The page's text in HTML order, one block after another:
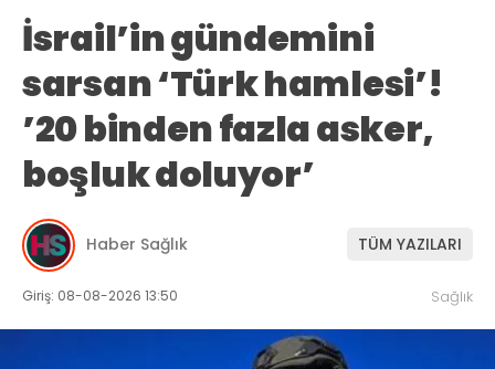
İsrail’in gündemini
sarsan ‘Türk hamlesi’!
’20 binden fazla asker,
boşluk doluyor’
Haber Sağlık TÜM YAZILARI
Giriş: 08-08-2026 13:50 Sağlık